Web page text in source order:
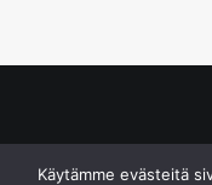
Käytämme evästeitä